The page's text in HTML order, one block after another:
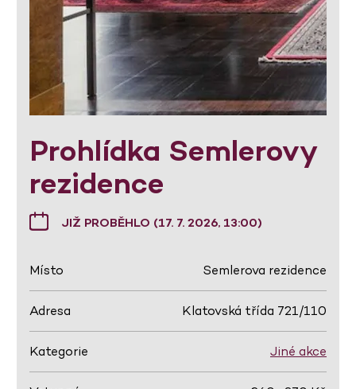
Prohlídka Semlerovy
rezidence
JIŽ PROBĚHLO (17. 7. 2026, 13:00)
Místo Semlerova rezidence
Adresa Klatovská třída 721/110
Kategorie Jiné akce